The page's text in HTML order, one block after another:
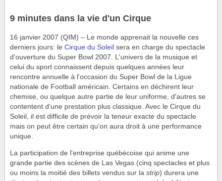
9 minutes dans la vie d'un Cirque
16 janvier 2007 (QIM) – Le monde apprenait la nouvelle ces
derniers jours: le Cirque du Soleil sera en charge du spectacle
d'ouverture du Super Bowl 2007. L'univers de la musique et
celui du sport connaissent depuis quelques années leur
rencontre annuelle à l'occasion du Super Bowl de la Ligue
nationale de Football américain. Certains en déchirent leur
chemise, ou quelque autre partie de leur uniforme, d'autres se
contentent d'une prestation plus classique. Avec le Cirque du
Soleil, il est difficile de prévoir la teneur exacte du spectacle
mais on peut être certain qu'on aura droit à une performance
unique.
La participation de l'entreprise québécoise qui anime une
grande partie des scènes de Las Vegas (cinq spectacles et plus
ou moins la moitié des billets vendus sur la strip) durera une